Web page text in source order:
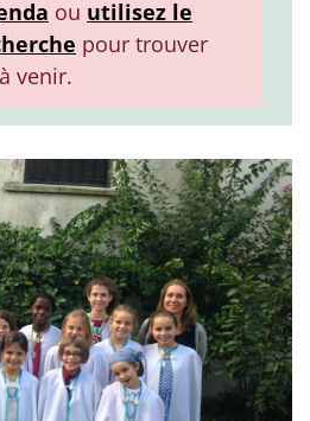
ou utilisez le
pour trouver
venir.